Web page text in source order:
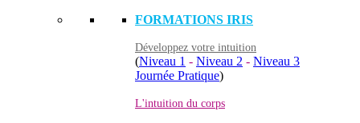
FORMATIONS IRIS
Développez votre intuition
(Niveau 1 - Niveau 2 - Niveau 3
Journée Pratique)
L'intuition du corps